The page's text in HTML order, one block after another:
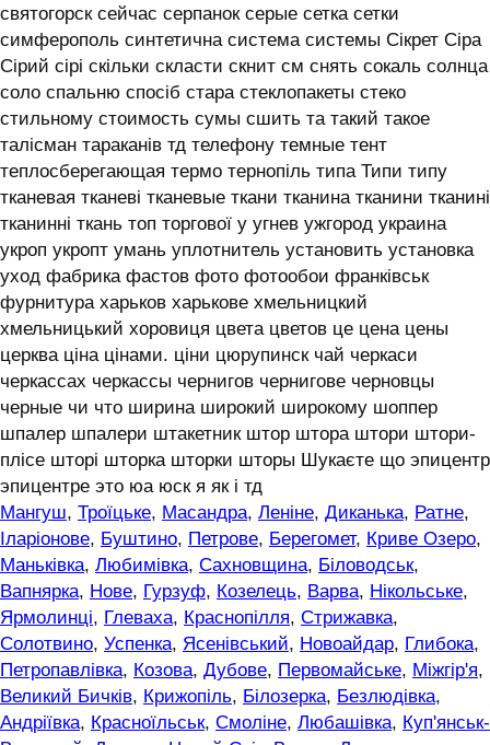
святогорск сейчас серпанок серые сетка сетки
симферополь синтетична система системы ‎Сікрет Сіра
Сірий сірі скільки скласти скнит см снять сокаль солнца
соло спальню спосіб стара стеклопакеты стеко
стильному стоимость сумы сшить та такий такое
талісман тараканів тд телефону темные тент
теплосберегающая термо тернопіль типа Типи типу
тканевая тканеві тканевые ткани тканина тканини тканині
тканинні ткань топ торгової у угнев ужгород украина
укроп укропт умань уплотнитель установить установка
уход фабрика фастов фото фотообои франківськ
фурнитура харьков харькове хмельницкий
хмельницький хоровиця цвета цветов це цена цены
церква ціна цінами. ціни цюрупинск чай черкаси
черкассах черкассы чернигов чернигове черновцы
черные чи что ширина широкий широкому шоппер
шпалер шпалери штакетник штор штора штори штори-
плісе шторі шторка шторки шторы Шукаєте що эпицентр
эпицентре это юа юск я як і тд
Мангуш, Троїцьке, Масандра, Леніне, Диканька, Ратне,
Іларіонове, Буштино, Петрове, Берегомет, Криве Озеро,
Маньківка, Любимівка, Сахновщина, Біловодськ,
Вапнярка, Нове, Гурзуф, Козелець, Варва, Нікольське,
Ярмолинці, Глеваха, Краснопілля, Стрижавка,
Солотвино, Успенка, Ясенівський, Новоайдар, Глибока,
Петропавлівка, Козова, Дубове, Первомайське, Міжгір'я,
Великий Бичків, Крижопіль, Білозерка, Безлюдівка,
Андріївка, Красноїльськ, Смоліне, Любашівка, Куп'янськ-